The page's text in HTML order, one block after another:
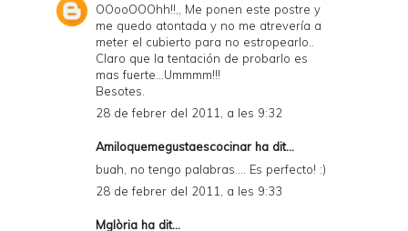
OOooOOOhh!!,, Me ponen este postre y
me quedo atontada y no me atrevería a
meter el cubierto para no estropearlo..
Claro que la tentación de probarlo es
mas fuerte...Ummmm!!!
Besotes.
28 de febrer del 2011, a les 9:32
Amiloquemegustaescocinar ha dit...
buah, no tengo palabras.... Es perfecto! :)
28 de febrer del 2011, a les 9:33
Mglòria ha dit...